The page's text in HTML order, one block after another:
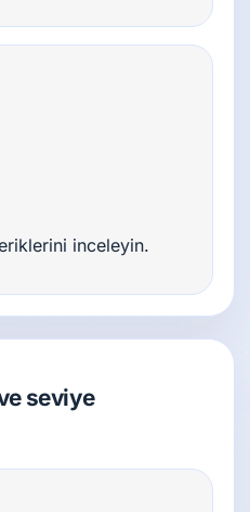
inceleyin.
seviye